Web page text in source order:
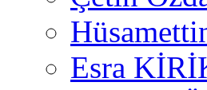
Esra